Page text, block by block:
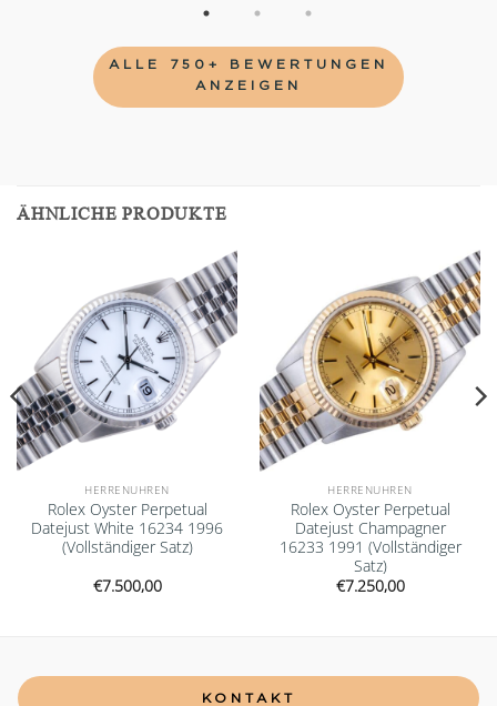
ALLE 750+ BEWERTUNGEN
ANZEIGEN
ÄHNLICHE PRODUKTE
Add to
wishlist
HERRENUHREN
Rolex Oyster Perpetual
Datejust White 16234 1996
(Vollständiger Satz)
€7.500,00
Add to
wishlist
HERRENUHREN
Rolex Oyster Perpetual
Datejust Champagner
16233 1991 (Vollständiger
Satz)
€7.250,00
KONTAKT